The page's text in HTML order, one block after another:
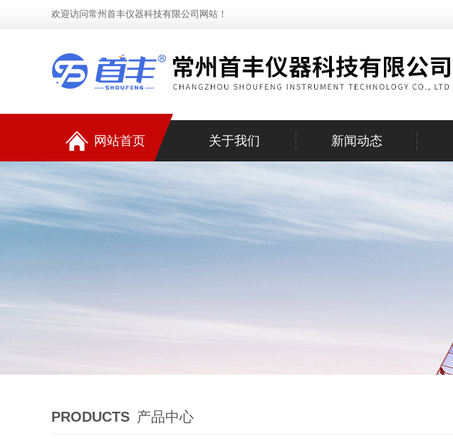
欢迎访问常州首丰仪器科技有限公司网站！
网站首页 关于我们 新闻动态
PRODUCTS 产品中心